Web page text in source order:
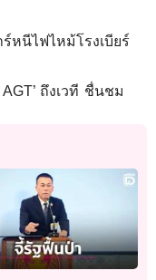
หนีไฟไหม้โรงเบียร์
ถึงเวที ชื่นชม